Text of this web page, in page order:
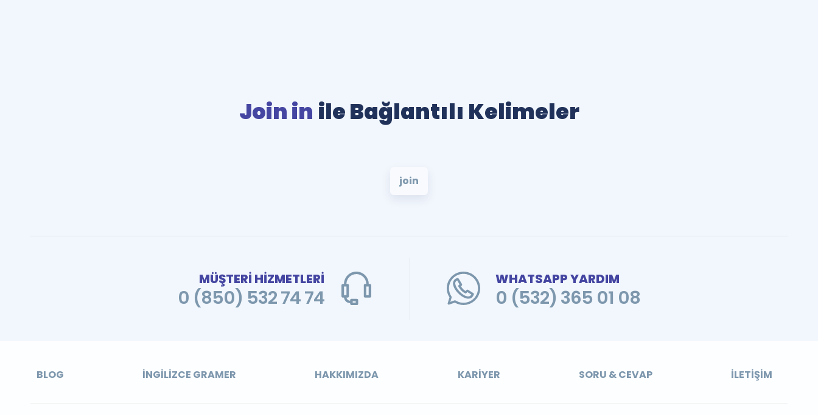
Join in ile Bağlantılı Kelimeler
join
MÜŞTERİ HİZMETLERİ
0 (850) 532 74 74
WHATSAPP YARDIM
0 (532) 365 01 08
BLOG İNGILIZCE GRAMER HAKKIMIZDA KARIYER SORU & CEVAP İLETIŞIM